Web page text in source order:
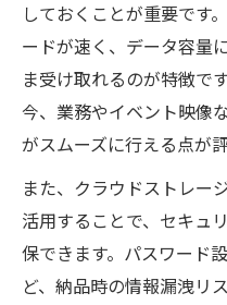
しておくことが重要です
ードが速く、データ容量
ま受け取れるのが特徴で
今、業務やイベント映像
がスムーズに行える点が
また、クラウドストレー
活用することで、セキュ
保できます。パスワード
ど、納品時の情報漏洩リ